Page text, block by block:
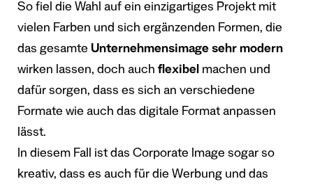
So fiel die Wahl auf ein einzigartiges Projekt mit
vielen Farben und sich ergänzenden Formen, die
das gesamte Unternehmensimage sehr modern
wirken lassen, doch auch flexibel machen und
dafür sorgen, dass es sich an verschiedene
Formate wie auch das digitale Format anpassen
lässt.
In diesem Fall ist das Corporate Image sogar so
kreativ, dass es auch für die Werbung und das